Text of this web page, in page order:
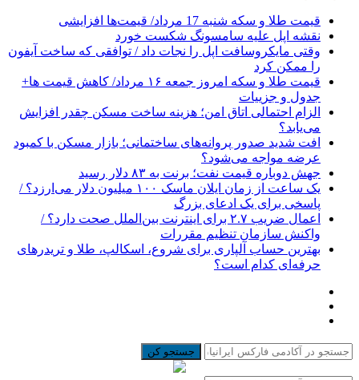
قیمت طلا و سکه شنبه 17 مرداد/ قیمت‌ها افزایشی
نقشه اپل علیه سامسونگ شکست خورد
وقتی مایکروسافت اپل را نجات داد / توافقی که ساخت آیفون
را ممکن کرد
قیمت طلا و سکه امروز جمعه ۱۶ مرداد/ کاهش قیمت ها+
جدول و جزییات
الزام احتمالی اتاق امن؛ هزینه ساخت مسکن چقدر افزایش
می‌یابد؟
افت شدید صدور پروانه‌های ساختمانی؛ بازار مسکن با کمبود
عرضه مواجه می‌شود؟
جهش دوباره قیمت نفت؛ برنت به ۸۳ دلار رسید
یک ساعت از زمان ایلان ماسک ۱۰۰ میلیون دلار می‌ارزد؟ /
پاسخی برای یک ادعای بزرگ
اعمال ضریب ۲.۷ برای اینترنت بین‌الملل صحت دارد؟ /
واکنش سازمان تنظیم مقررات
بهترین حساب آلپاری برای شروع، اسکالپ، طلا و تریدرهای
حرفه‌ای کدام است؟
جستجو کن